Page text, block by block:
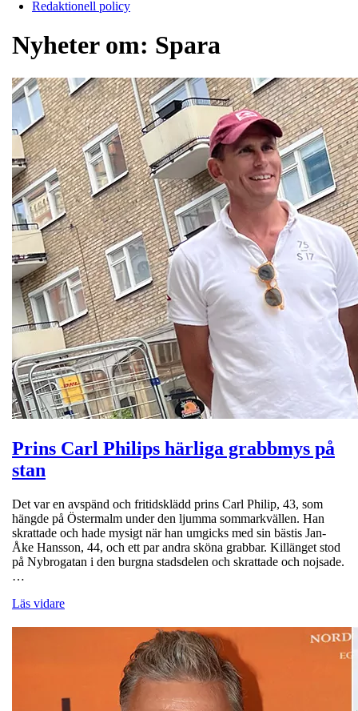
Redaktionell policy
Nyheter om: Spara
Prins Carl Philips härliga grabbmys på
stan
Det var en avspänd och fritidsklädd prins Carl Philip, 43, som
hängde på Östermalm under den ljumma sommarkvällen. Han
skrattade och hade mysigt när han umgicks med sin bästis Jan-
Åke Hansson, 44, och ett par andra sköna grabbar. Killänget stod
på Nybrogatan i den burgna stadsdelen och skrattade och nojsade.
…
Läs vidare